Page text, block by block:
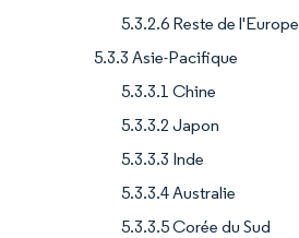
5.3.2.6 Reste de l'Europe
5.3.3 Asie-Pacifique
5.3.3.1 Chine
5.3.3.2 Japon
5.3.3.3 Inde
5.3.3.4 Australie
5.3.3.5 Corée du Sud